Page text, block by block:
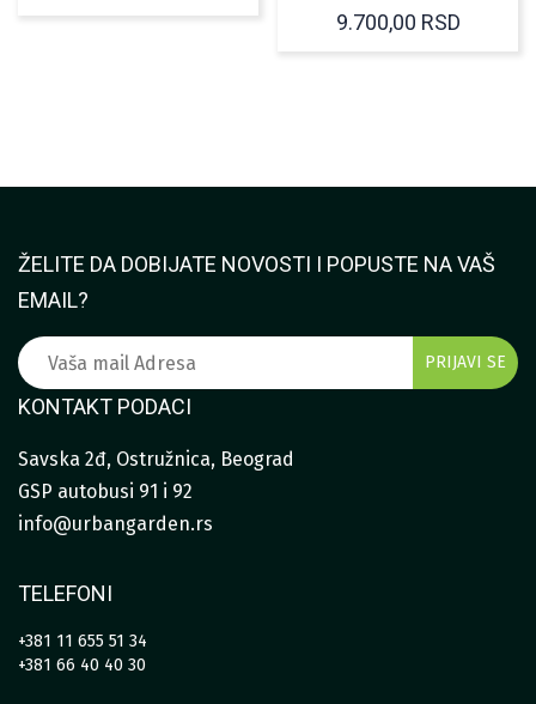
9.700,00 RSD
ŽELITE DA DOBIJATE NOVOSTI I POPUSTE NA VAŠ
EMAIL?
KONTAKT PODACI
Savska 2đ, Ostružnica, Beograd
GSP autobusi 91 i 92
info@urbangarden.rs
TELEFONI
+381 11 655 51 34
+381 66 40 40 30